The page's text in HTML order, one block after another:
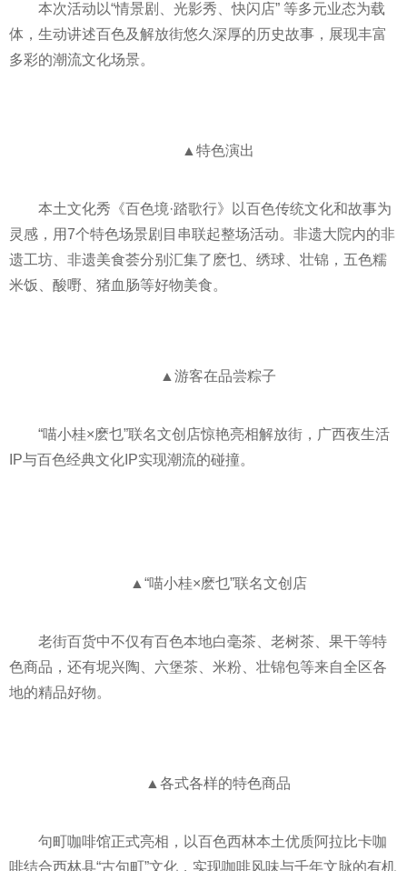
本次活动以“情景剧、光影秀、快闪店” 等多元业态为载
体，生动讲述百色及解放街悠久深厚的历史故事，展现丰富
多彩的潮流文化场景。
▲特色演出
本土文化秀《百色境·踏歌行》以百色传统文化和故事为
灵感，用7个特色场景剧目串联起整场活动。非遗大院内的非
遗工坊、非遗美食荟分别汇集了麽乜、绣球、壮锦，五色糯
米饭、酸嘢、猪血肠等好物美食。
▲游客在品尝粽子
“喵小桂×麽乜”联名文创店惊艳亮相解放街，广西夜生活
IP与百色经典文化IP实现潮流的碰撞。
▲“喵小桂×麽乜”联名文创店
老街百货中不仅有百色本地白毫茶、老树茶、果干等特
色商品，还有坭兴陶、六堡茶、米粉、壮锦包等来自全区各
地的精品好物。
▲各式各样的特色商品
句町咖啡馆正式亮相，以百色西林本土优质阿拉比卡咖
啡结合西林县“古句町”文化，实现咖啡风味与千年文脉的有机